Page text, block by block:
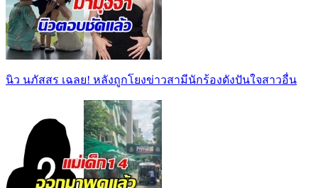
นิว นภัสสร เฉลย! หลังถูกโยงข่าวสามีนักร้องดังปันใจสาวอื่น